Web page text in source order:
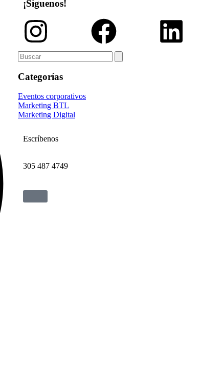
¡Síguenos!
Categorías
Eventos corporativos
Marketing BTL
Marketing Digital
Escríbenos
305 487 4749